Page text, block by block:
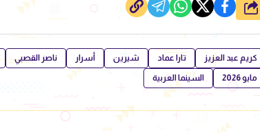
شارك
كريم عبد العزيز تارا عماد شيرين أسرار ناصر القصبي
مايو 2026 السينما العربية